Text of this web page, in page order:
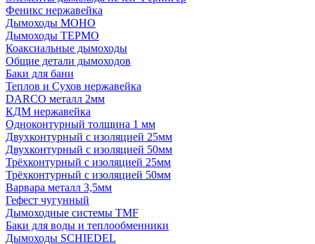
Феникс нержавейка
Дымоходы МОНО
Дымоходы ТЕРМО
Коаксиальные дымоходы
Общие детали дымоходов
Баки для бани
Теплов и Сухов нержавейка
DARCO металл 2мм
КДМ нержавейка
Одноконтурный толщина 1 мм
Двухконтурный с изоляцией 25мм
Двухконтурный с изоляцией 50мм
Трёхконтурный с изоляцией 25мм
Трёхконтурный с изоляцией 50мм
Варвара металл 3,5мм
Гефест чугунный
Дымоходные системы TMF
Баки для воды и теплообменники
Дымоходы SCHIEDEL